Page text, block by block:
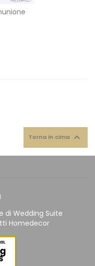
Torna in cima 
di Wedding Suite
Homedecor